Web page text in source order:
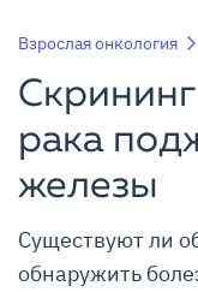
Взрослая онкология
рака
железы
Существуют ли
обнаружить